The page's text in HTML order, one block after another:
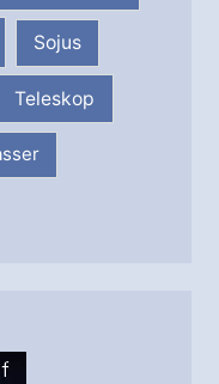
Sojus
Teleskop